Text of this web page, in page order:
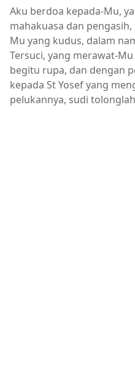
Aku berdoa kepada-Mu,
mahakuasa dan
Mu yang kudus, dalam
Tersuci, yang merawat-
begitu rupa, dan dengan
kepada St Yosef yang
pelukannya, sudi